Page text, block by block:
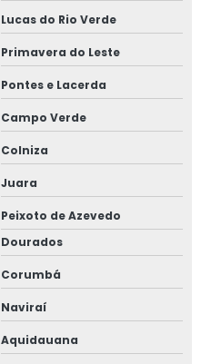
Lucas do Rio Verde
Primavera do Leste
Pontes e Lacerda
Campo Verde
Colniza
Juara
Peixoto de Azevedo
Dourados
Corumbá
Naviraí
Aquidauana